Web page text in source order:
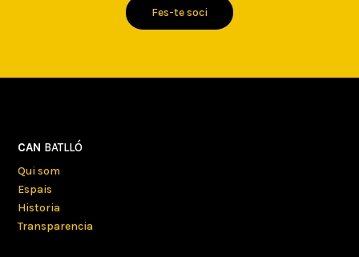
Fes-te soci
CAN BATLLÓ
Qui som
Espais
Historia
Transparencia